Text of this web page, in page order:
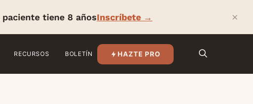
paciente tiene 8 añosInscríbete → ×
RECURSOS BOLETÍN HAZTE PRO